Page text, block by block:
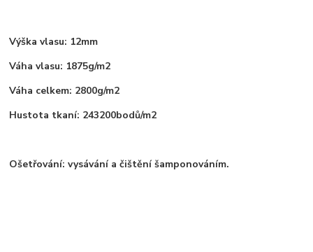
Výška vlasu: 12mm
Váha vlasu: 1875g/m2
Váha celkem: 2800g/m2
Hustota tkaní: 243200bodů/m2
Ošetřování: vysávání a čištění šamponováním.